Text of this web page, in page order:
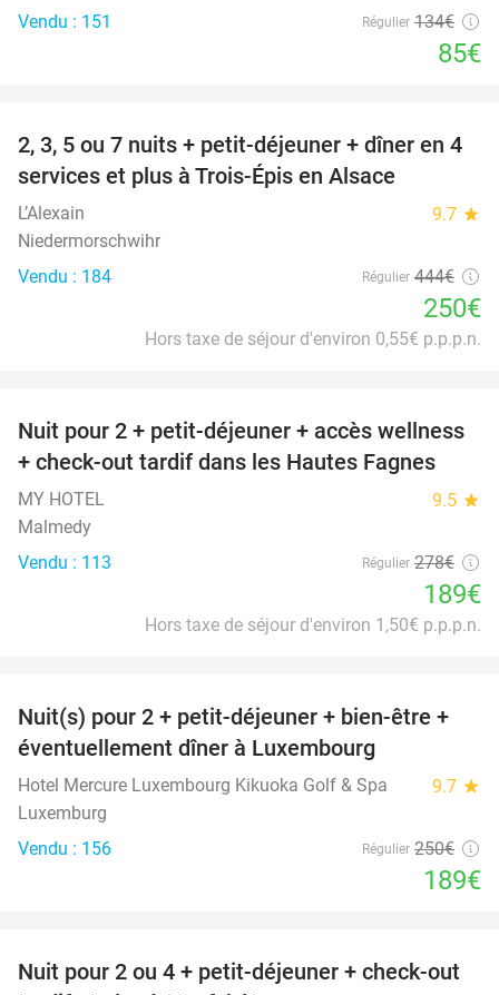
Vendu : 151
Régulier 134€
85€
44%
2, 3, 5 ou 7 nuits + petit-déjeuner + dîner en 4
services et plus à Trois-Épis en Alsace
L’Alexain 9.7 star
Niedermorschwihr
Vendu : 184
Régulier 444€
250€
Hors taxe de séjour d'environ 0,55€ p.p.p.n.
32%
Nuit pour 2 + petit-déjeuner + accès wellness
+ check-out tardif dans les Hautes Fagnes
MY HOTEL 9.5 star
Malmedy
Vendu : 113
Régulier 278€
189€
Hors taxe de séjour d'environ 1,50€ p.p.p.n.
24%
Nuit(s) pour 2 + petit-déjeuner + bien-être +
éventuellement dîner à Luxembourg
Hotel Mercure Luxembourg Kikuoka Golf & Spa 9.7 star
Luxemburg
Vendu : 156
Régulier 250€
189€
43%
Nuit pour 2 ou 4 + petit-déjeuner + check-out